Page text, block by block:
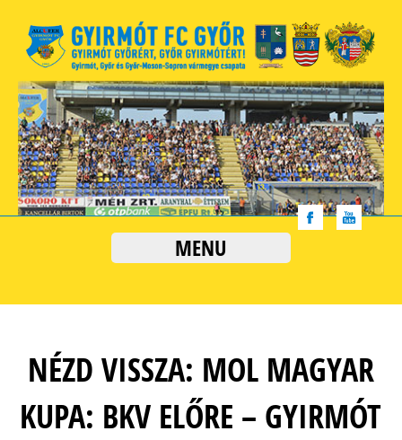
MENU
NÉZD VISSZA: MOL MAGYAR
KUPA: BKV ELŐRE – GYIRMÓT